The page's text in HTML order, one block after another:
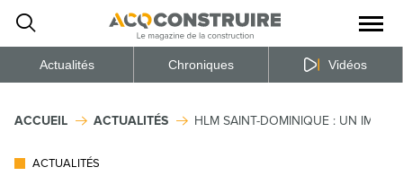
la
du
Actualités Chroniques Vidéos
ACCUEIL ACTUALITÉS HLM SAINT-DOMINIQUE : UN
ACTUALITÉS